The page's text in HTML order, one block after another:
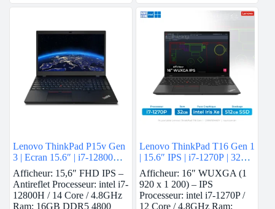
Lenovo ThinkPad P15v Gen
3 | Ecran 15.6″ | i7-12800H |
16 GB Ram | Nvidia T600 |
512 GB SSD
Afficheur: 15,6″ FHD IPS –
Antireflet Processeur: intel i7-
12800H / 14 Core / 4.8GHz
Ram: 16GB DDR5 4800
Lenovo ThinkPad T16 Gen 1
| 15.6″ IPS | i7-1270P | 32
GB Ram | intel Iris Xe | 512
GB SSD
Afficheur: 16″ WUXGA (1
920 x 1 200) – IPS
Processeur: intel i7-1270P /
12 Core / 4.8GHz Ram: